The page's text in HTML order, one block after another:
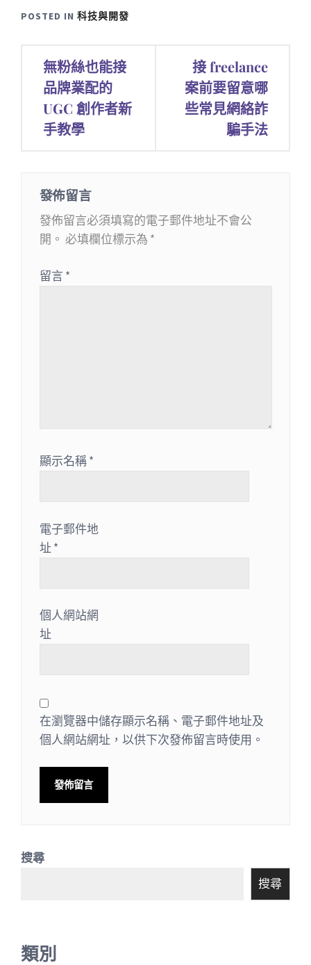
POSTED IN 科技與開發
無粉絲也能接
品牌業配的
UGC 創作者新
手教學
接 freelance
案前要留意哪
些常見網絡詐
騙手法
發佈留言
發佈留言必須填寫的電子郵件地址不會公
開。 必填欄位標示為 *
留言*
顯示名稱*
電子郵件地
址 *
個人網站網
址
在瀏覽器中儲存顯示名稱、電子郵件地址及
個人網站網址，以供下次發佈留言時使用。
搜尋
搜尋
類別